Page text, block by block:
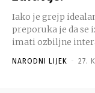
Iako je grejp
preporuka je da se
imati ozbiljne
NARODNI LIJEK - 27.